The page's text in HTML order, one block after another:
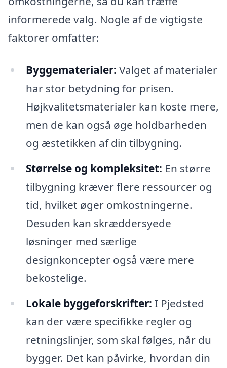
informerede valg. Nogle af de vigtigste
faktorer omfatter:
Byggematerialer: Valget af materialer
har stor betydning for prisen.
Højkvalitetsmaterialer kan koste mere,
men de kan også øge holdbarheden
og æstetikken af din tilbygning.
Størrelse og kompleksitet: En større
tilbygning kræver flere ressourcer og
tid, hvilket øger omkostningerne.
Desuden kan skræddersyede
løsninger med særlige
designkoncepter også være mere
bekostelige.
Lokale byggeforskrifter: I Pjedsted
kan der være specifikke regler og
retningslinjer, som skal følges, når du
bygger. Det kan påvirke, hvordan din